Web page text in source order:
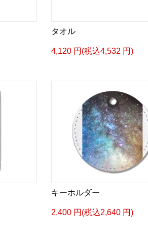
タオル
4,120 円(税込4,532 円)
キーホルダー
2,400 円(税込2,640 円)